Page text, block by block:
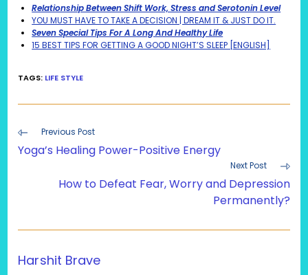
Relationship Between Shift Work, Stress and Serotonin Level
YOU MUST HAVE TO TAKE A DECISION | DREAM IT & JUST DO IT.
Seven Special Tips For A Long And Healthy Life
15 BEST TIPS FOR GETTING A GOOD NIGHT’S SLEEP [ENGLISH]
TAGS: LIFE STYLE
Read
more
articles
Previous Post
Yoga’s Healing Power-Positive Energy
Next Post
How to Defeat Fear, Worry and Depression
Permanently?
Harshit Brave